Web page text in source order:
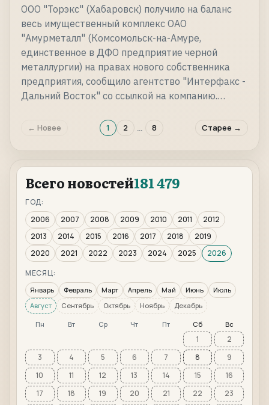
ООО "Торэкс" (Хабаровск) получило на баланс
весь имущественный комплекс ОАО
"Амурметалл" (Комсомольск-на-Амуре,
единственное в ДФО предприятие черной
металлургии) на правах нового собственника
предприятия, сообщило агентство "Интерфакс -
Дальний Восток" со ссылкой на компанию.…
← Новее 1 2 … 8 Старее →
Всего новостей181 479
ГОД:
2006
2007 2008 2009 2010 2011
2012
2013
2014 2015 2016 2017 2018
2019
2020
2021 2022 2023 2024 2025
2026
МЕСЯЦ:
Январь Февраль Март Апрель Май Июнь
Июль
Август
Сентябрь Октябрь Ноябрь Декабрь
Пн Вт Ср Чт Пт Сб Вс
1
2
3
4 5 6 7 8
9
10
11 12 13 14 15
16
17
18 19 20 21 22
23